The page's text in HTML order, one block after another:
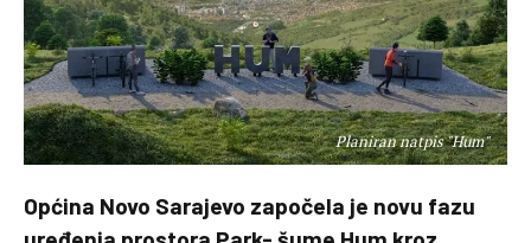
Planiran natpis "Hum"
Općina Novo Sarajevo započela je novu fazu